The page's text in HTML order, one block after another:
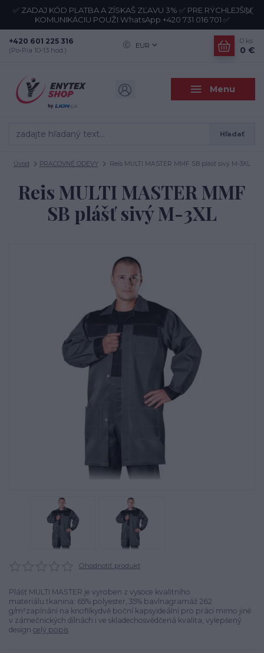
✅ ZADAJ KÓD PLATBA A ZÍSKAŠ ZĽAVU 3% ✅ PRE RÝCHLEJŠIU
KOMUNIKÁCIU POUŽI WhatsApp +420 731 016 701 ✅
Menu
EUR
Hľadať
+420 601 225 316
(Po-Pia 10-13 hod.)
0 ks
0 €
Úvod PRACOVNÉ ODEVY Reis MULTI MASTER MMF SB plášť sivý M-3XL
Reis MULTI MASTER MMF
SB plášť sivý M-3XL
Ohodnotiť produkt
Plášť MULTI MASTER je vyroben z vysoce kvalitního
materiálu.tkanina: 65% polyester, 35% bavlnagramáž 262
g/m²zapínání na knoflíkydvě boční kapsyideální pro práci mimo jiné
v zámečnických dílnách i ve skladechosvědčená kvalita, vylepšený
design celý popis